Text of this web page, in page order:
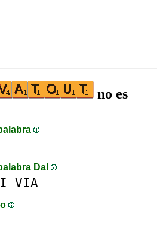
no es
DaI
VIA